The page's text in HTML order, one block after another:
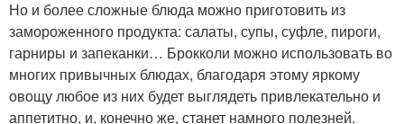
Но и более сложные блюда можно приготовить из
замороженного продукта: салаты, супы, суфле, пироги,
гарниры и запеканки… Брокколи можно использовать во
многих привычных блюдах, благодаря этому яркому
овощу любое из них будет выглядеть привлекательно и
аппетитно, и, конечно же, станет намного полезней.